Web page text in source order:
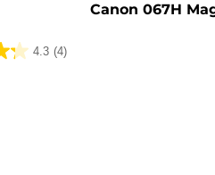
Canon 067H
4.3 (4)